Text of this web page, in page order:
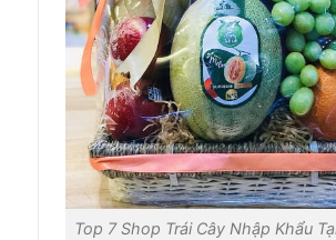
Top 7 Shop Trái Cây Nhập Khẩu